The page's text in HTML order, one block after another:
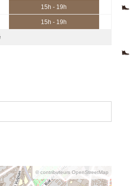
15h - 19h
15h - 19h
© contributeurs OpenStreetMap